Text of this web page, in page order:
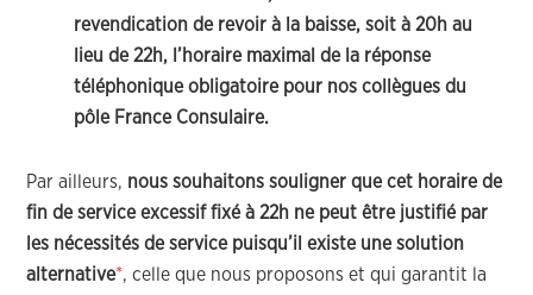
revendication de revoir à la baisse, soit à 20h au
lieu de 22h, l’horaire maximal de la réponse
téléphonique obligatoire pour nos collègues du
pôle France Consulaire.
Par ailleurs, nous souhaitons souligner que cet horaire de
fin de service excessif fixé à 22h ne peut être justifié par
les nécessités de service puisqu’il existe une solution
alternative*, celle que nous proposons et qui garantit la